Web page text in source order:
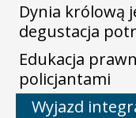
Dynia królową
degustacja
Edukacja
policjantami
Wyjazd